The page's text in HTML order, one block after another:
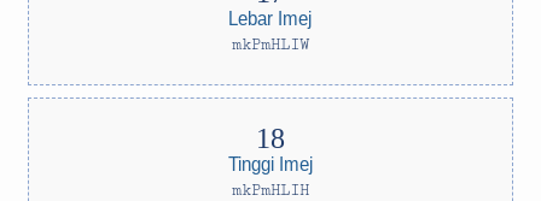
Lebar Imej
mkPmHLIW
Tinggi Imej
mkPmHLIH